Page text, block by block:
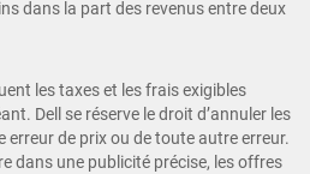
dans la part des revenus entre deux
les taxes et les frais exigibles
Dell se réserve le droit d’annuler les
erreur de prix ou de toute autre erreur.
dans une publicité précise, les offres